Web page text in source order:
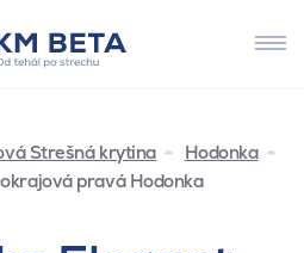
Strešná krytina
Hodonka
pravá Hodonka